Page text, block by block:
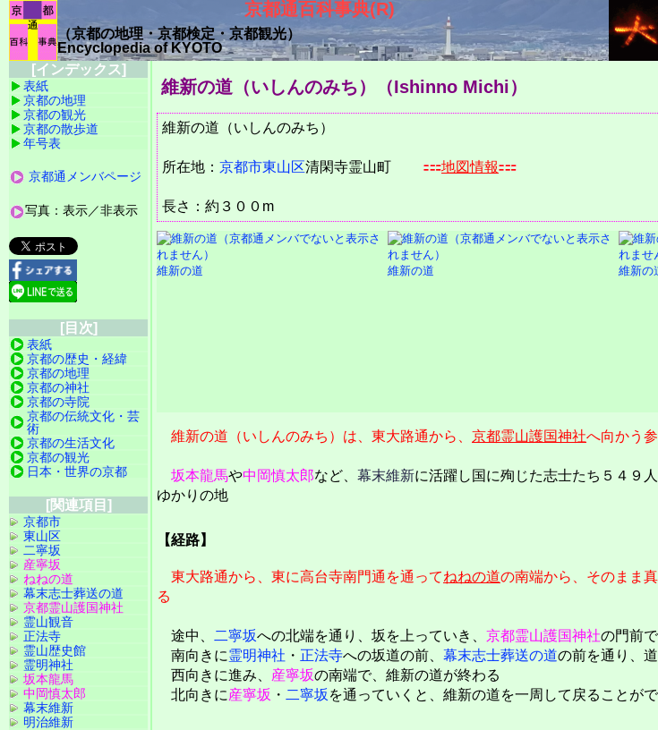
京都通百科事典(R)
（京都の地理・京都検定・京都観光）
Encyclopedia of KYOTO
維新の道（いしんのみち）（Ishinno Michi）
維新の道（いしんのみち）
所在地： 京都市東山区清閑寺霊山町 地図情報
長さ：約３００m
維新の道 維新の道 維新の
維新の道（いしんのみち）は、東大路通から、 京都霊山護国神社へ向かう
坂本龍馬や中岡慎太郎など、 幕末維新に活躍し国に殉じた志士たち５４９
ゆかりの地
【経路】
東大路通から、東に高台寺南門通を通ってねねの道の南端から、そのまま
る
途中、 二寧坂への北端を通り、坂を上っていき、 京都霊山護国神社の門前
南向きに霊明神社 ・ 正法寺への坂道の前、 幕末志士葬送の道の前を通り、
西向きに進み、 産寧坂の南端で、維新の道が終わる
北向きに産寧坂 ・ 二寧坂 を通っていくと、維新の道を一周して戻ることが
[インデックス]
表紙
京都の地理
京都の観光
京都の散歩道
年号表
京都通メンバページ
写真：表示／非表示
[目次]
表紙
京都の歴史・経緯
京都の地理
京都の神社
京都の寺院
京都の伝統文化・芸
術
京都の生活文化
京都の観光
日本・世界の京都
[関連項目]
京都市
東山区
二寧坂
産寧坂
ねねの道
幕末志士葬送の道
京都霊山護国神社
霊山観音
正法寺
霊山歴史館
霊明神社
坂本龍馬
中岡慎太郎
幕末維新
明治維新